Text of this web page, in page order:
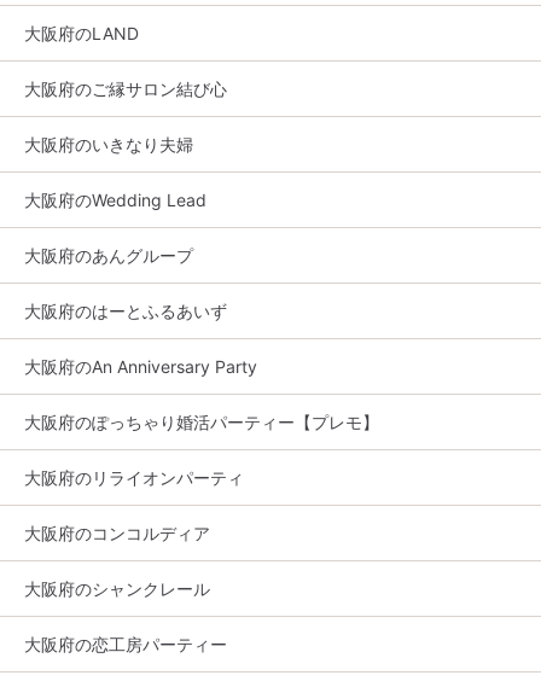
大阪府のLAND
大阪府のご縁サロン結び心
大阪府のいきなり夫婦
大阪府のWedding Lead
大阪府のあんグループ
大阪府のはーとふるあいず
大阪府のAn Anniversary Party
大阪府のぽっちゃり婚活パーティー【プレモ】
大阪府のリライオンパーティ
大阪府のコンコルディア
大阪府のシャンクレール
大阪府の恋工房パーティー